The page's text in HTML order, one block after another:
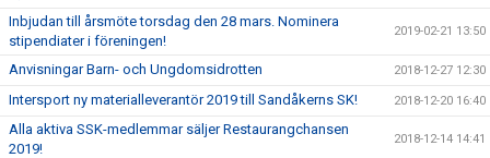
Inbjudan till årsmöte torsdag den 28 mars. Nominera
stipendiater i föreningen!
2019-02-21 13:50
Anvisningar Barn- och Ungdomsidrotten 2018-12-27 12:30
Intersport ny materialleverantör 2019 till Sandåkerns SK! 2018-12-20 16:40
Alla aktiva SSK-medlemmar säljer Restaurangchansen
2019!
2018-12-14 14:41